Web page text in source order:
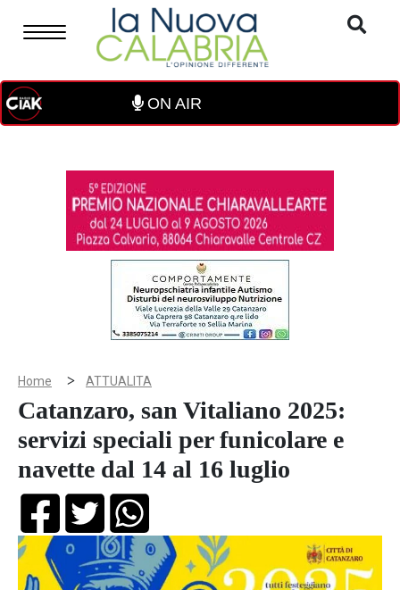
ON AIR
Home > ATTUALITA
Catanzaro, san Vitaliano 2025:
servizi speciali per funicolare e
navette dal 14 al 16 luglio